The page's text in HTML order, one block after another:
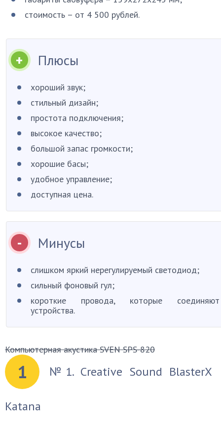
стоимость – от 4 500 рублей.
Плюсы
хороший звук;
стильный дизайн;
простота подключения;
высокое качество;
большой запас громкости;
хорошие басы;
удобное управление;
доступная цена.
Минусы
слишком яркий нерегулируемый светодиод;
сильный фоновый гул;
короткие провода, которые соединяют
устройства.
Компьютерная акустика SVEN SPS-820
1 №1. Creative Sound BlasterX
Katana